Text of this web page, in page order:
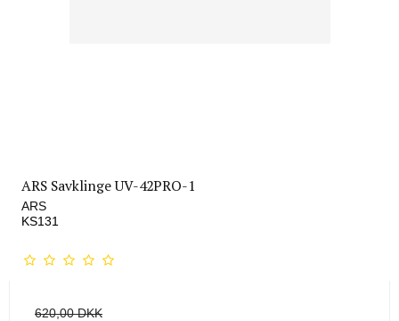
ARS Savklinge UV-42PRO-1
ARS
KS131
620,00 DKK